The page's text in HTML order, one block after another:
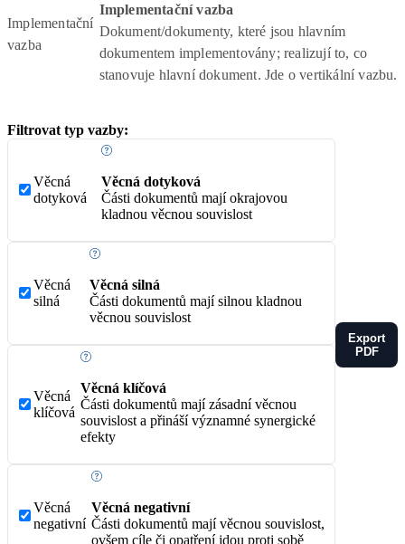
Implementační
vazba
Implementační vazba
Dokument/dokumenty, které jsou hlavním
dokumentem implementovány; realizují to, co
stanovuje hlavní dokument. Jde o vertikální vazbu.
Filtrovat typ vazby:
Věcná
dotyková
Věcná dotyková
Části dokumentů mají okrajovou
kladnou věcnou souvislost
Věcná
silná
Věcná silná
Části dokumentů mají silnou kladnou
věcnou souvislost
Věcná
klíčová
Věcná klíčová
Části dokumentů mají zásadní věcnou
souvislost a přináší významné synergické
efekty
Věcná
negativní
Věcná negativní
Části dokumentů mají věcnou souvislost,
ovšem cíle či opatření jdou proti sobě
Export
PDF